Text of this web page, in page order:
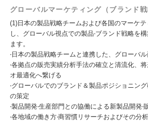
グローバルマーケティング（ブランド戦
(1)⽇本の製品戦略チームおよび各国のマーケテ
し、グローバル視点での製品‧ブランド戦略を構
ます。
‧⽇本の製品戦略チームと連携した、グローバ
‧各拠点の販売実績分析⼿法の確⽴と清流化、
オ最適化へ繋げる
‧グローバルでのブランド＆製品ポジショニン
の策定
‧製品開発‧⽣産部⾨との協働による新製品開発‧
‧各地域の働き⽅‧商習慣リサーチおよびその分